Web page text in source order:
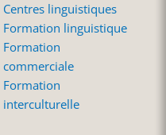
Centres linguistiques
Formation linguistique
Formation
commerciale
Formation
interculturelle